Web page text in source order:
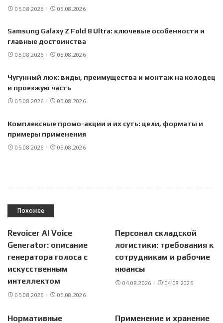
05.08.2026 05.08.2026
Samsung Galaxy Z Fold 8 Ultra: ключевые особенности и
главные достоинства
05.08.2026 05.08.2026
Чугунный люк: виды, преимущества и монтаж на колодец
и проезжую часть
05.08.2026 05.08.2026
Комплексные промо-акции и их суть: цели, форматы и
примеры применения
05.08.2026 05.08.2026
Похожее
Revoicer AI Voice
Generator: описание
генератора голоса с
искусственным
интеллектом
05.08.2026 05.08.2026
Персонал складской
логистики: требования к
сотрудникам и рабочие
нюансы
04.08.2026 04.08.2026
Нормативные Применение и хранение